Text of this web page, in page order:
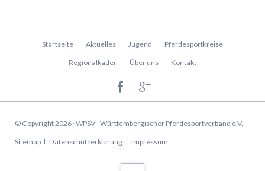
Navigation
Startseite Aktuelles Jugend Pferdesportkreise
Regionalkader Über uns Kontakt
© Copyright 2026 · WPSV - Württembergischer Pferdesportverband e.V.
Navigation
Sitemap Datenschutzerklärung Impressum